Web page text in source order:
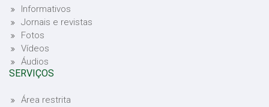
Informativos
Jornais e revistas
Fotos
Vídeos
Áudios
SERVIÇOS
Área restrita